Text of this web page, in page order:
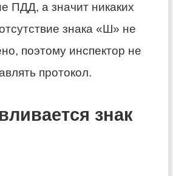
ПДД, а значит никаких
знака «Ш» не
поэтому инспектор не
протокол.
знак